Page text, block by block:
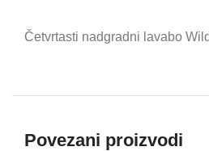
Četvrtasti nadgradni lavabo
Povezani proizvodi